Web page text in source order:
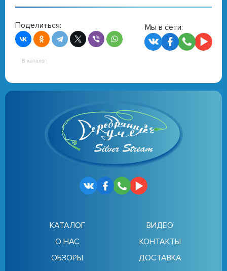
Поделиться: Мы в сети:
В каталог
КАТАЛОГ
О НАС
ОБЗОРЫ
ВИДЕО
КОНТАКТЫ
ДОСТАВКА